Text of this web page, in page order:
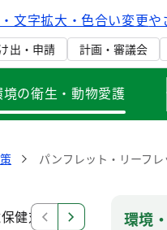
文字拡大・色合い変更や
出・申請 計画・審議会
の衛生・動物愛護
パンフレット・リーフ
健対策について 健康
環境